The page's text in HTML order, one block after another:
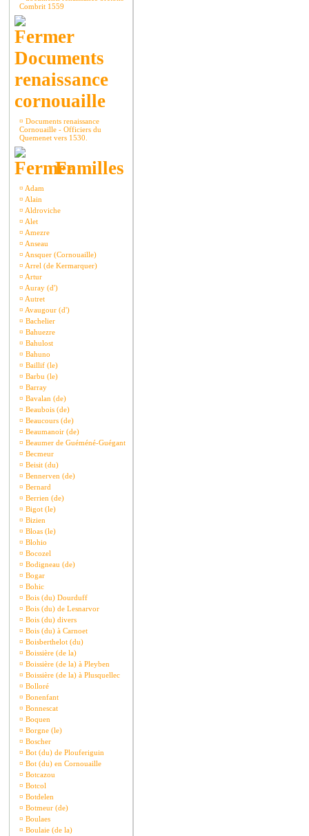
Combrit 1559
Documents
renaissance
cornouaille
¤ Documents renaissance
Cornouaille - Officiers du
Quemenet vers 1530.
Familles
¤ Adam
¤ Alain
¤ Aldroviche
¤ Alet
¤ Amezre
¤ Anseau
¤ Ansquer (Cornouaille)
¤ Arrel (de Kermarquer)
¤ Artur
¤ Auray (d')
¤ Autret
¤ Avaugour (d')
¤ Bachelier
¤ Bahuezre
¤ Bahulost
¤ Bahuno
¤ Baillif (le)
¤ Barbu (le)
¤ Barray
¤ Bavalan (de)
¤ Beaubois (de)
¤ Beaucours (de)
¤ Beaumanoir (de)
¤ Beaumer de Guéméné-Guégant
¤ Becmeur
¤ Beisit (du)
¤ Bennerven (de)
¤ Bernard
¤ Berrien (de)
¤ Bigot (le)
¤ Bizien
¤ Bloas (le)
¤ Blohio
¤ Bocozel
¤ Bodigneau (de)
¤ Bogar
¤ Bohic
¤ Bois (du) Dourduff
¤ Bois (du) de Lesnarvor
¤ Bois (du) divers
¤ Bois (du) à Carnoet
¤ Boisberthelot (du)
¤ Boissière (de la)
¤ Boissière (de la) à Pleyben
¤ Boissière (de la) à Plusquellec
¤ Bolloré
¤ Bonenfant
¤ Bonnescat
¤ Boquen
¤ Borgne (le)
¤ Boscher
¤ Bot (du) de Plouferiguin
¤ Bot (du) en Cornouaille
¤ Botcazou
¤ Botcol
¤ Botdelen
¤ Botmeur (de)
¤ Boulaes
¤ Boulaie (de la)